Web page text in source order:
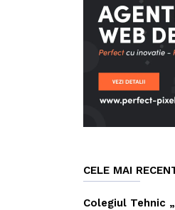
CELE MAI
Colegiul Tehnic